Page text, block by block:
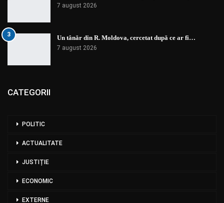
7 august 2026
3 Un tânăr din R. Moldova, cercetat după ce ar fi…
7 august 2026
CATEGORII
POLITIC
ACTUALITATE
JUSTIȚIE
ECONOMIC
EXTERNE